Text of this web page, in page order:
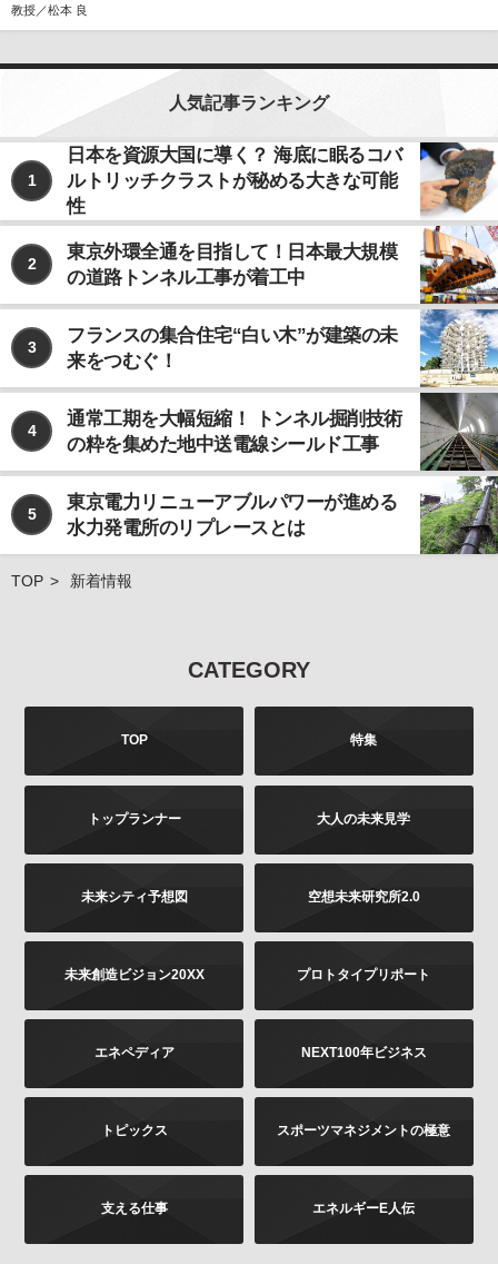
を、上記ならびに下記に該当する場合を除いて、お客
様の事前のご同意をいただくことなく、お客様よりご
提供いただいた個人情報を第三者に開示、提供いたし
ません。
利用目的の遂行のため、個人情報の取り扱いを第
法令に基づく場合
なお、個人情報の取り扱いを第三者に委託する場合で
あっても、お客様の個人情報の安全管理が図れるよ
う、当社は当該委託先に対して、必要かつ適切な監督
を行います。
ご注意
当社が運営するインターネット上のwebサイトには、
外部へのリンクが含まれている場合があります。この
ような外部のwebサイトにおいてのお客様の個人情報
のでご注意ください。 また、当社が発行する雑誌等の
商品において、広告などにより当社以外の第三者が独
自に個人情報を収集する場合がございます。このよう
な場合のお客様の個人情報の取り扱いにつきまして
お問合せについて
定めるところにより、お客様より、その利用目的、開
示、訂正、追加、削除、利用停止、消去、第三者への
は書面に下記の内容をご記載いただき、お客様が本人
トなどのコピー）を同封のうえ、郵送にて下記までお
願いします。お申し出内容の確認後、法令に基づき、
その他当社の個人情報の取扱いに関するお問い合せ、
ます。
お問い合せの内容（確認、訂正、削除など。訂正
の場合は訂正内容もご記載ください）
ご提供いただいた時期、方法など
お客様のご連絡先（ご住所、ご名前）
ご送付先：
株式会社KADOKAWA
教授／松本 良
人気記事ランキング
1
日本を資源大国に導く？ 海底に眠るコバ
ルトリッチクラストが秘める大きな可能
性
2
東京外環全通を目指して！日本最大規模
の道路トンネル工事が着工中
3
フランスの集合住宅“白い木”が建築の未
来をつむぐ！
4
通常工期を大幅短縮！ トンネル掘削技術
の粋を集めた地中送電線シールド工事
5
東京電力リニューアブルパワーが進める
水力発電所のリプレースとは
TOP 新着情報
CATEGORY
TOP 特集
トップランナー 大人の未来見学
未来シティ予想図 空想未来研究所2.0
未来創造ビジョン20XX プロトタイプリポート
エネペディア NEXT100年ビジネス
トピックス スポーツマネジメントの極意
支える仕事 エネルギーE人伝